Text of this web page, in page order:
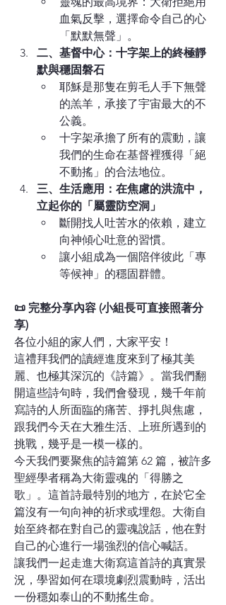
血氣反擊，選擇命令自己的心
「默默無聲」。
二、基督中心：十字架上的終極靜
默與穩固磐石
耶穌是那隻在剪毛人手下無聲
的羔羊，承接了宇宙最大的不
公義。
十字架承擔了所有的震動，讓
我們的生命在基督裡獲得「絕
不動搖」的合法地位。
三、生活應用：在焦慮的洪流中，
立起你的「屬靈防空洞」
斷開找人吐苦水的依賴，建立
向神傾心吐意的習慣。
讓小組成為一個陪伴彼此「專
等候神」的穩固群體。
📜 完整分享內容 (小組長可直接照著分
享)
各位小組的家人們，大家平安！
這禮拜我們的讀經進度來到了極其美
麗、也極其深沉的《詩篇》。當我們翻
開這些詩句時，我們會發現，幾千年前
寫詩的人所面臨的痛苦、掙扎與焦慮，
跟我們今天在大雅生活、上班所遇到的
挑戰，幾乎是一模一樣的。
今天我們要聚焦的詩篇第 62 篇，被許多
聖經學者稱為大衛靈魂的「得勝之
歌」。這首詩最特別的地方，在於它全
篇沒有一句向神的祈求或埋怨。大衛自
始至終都在對自己的靈魂說話，他在對
自己的心進行一場強烈的信心喊話。
讓我們一起走進大衛寫這首詩的真實景
況，學習如何在環境劇烈震動時，活出
一份穩如泰山的不動搖生命。